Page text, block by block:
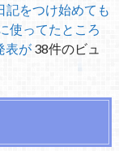
記をつけ始めても
使ってたところ
表が 38件のビュ